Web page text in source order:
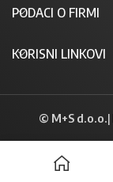
PODACI O FIRMI
KORISNI LINKOVI
© M+S d.o.o.|